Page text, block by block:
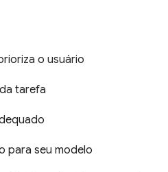
o usuário
tarefa
para seu modelo